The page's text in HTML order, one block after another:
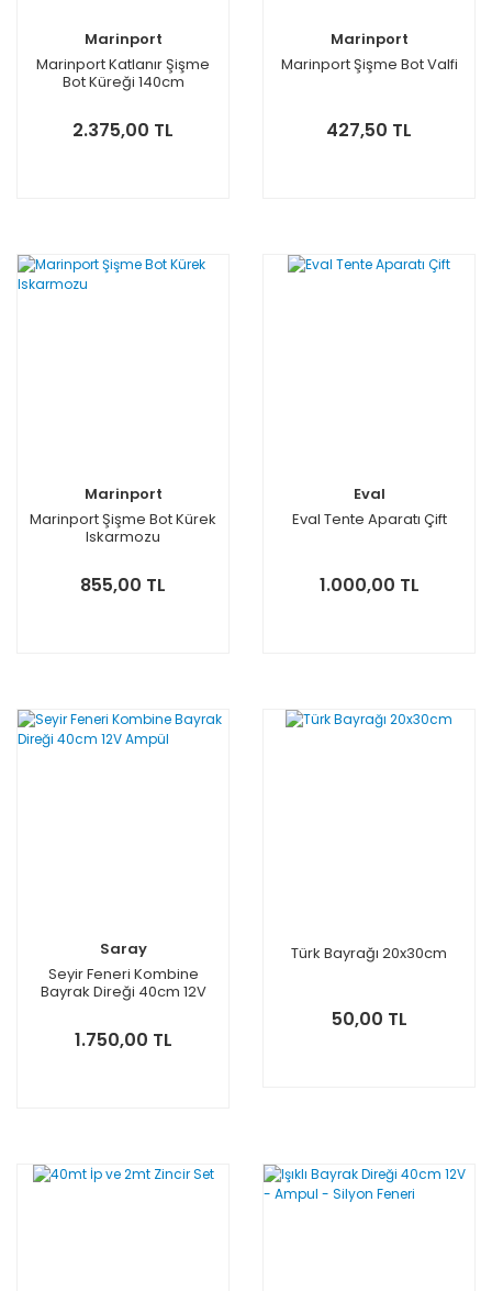
Marinport
Marinport Katlanır Şişme
Bot Küreği 140cm
2.375,00 TL
Marinport
Marinport Şişme Bot Valfi
427,50 TL
Marinport
Marinport Şişme Bot Kürek
Iskarmozu
855,00 TL
Eval
Eval Tente Aparatı Çift
1.000,00 TL
Saray
Seyir Feneri Kombine
Bayrak Direği 40cm 12V
1.750,00 TL
Türk Bayrağı 20x30cm
50,00 TL